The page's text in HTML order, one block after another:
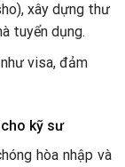
xây dựng thư
tuyển dụng.
visa, đảm
kỹ sư
hòa nhập và